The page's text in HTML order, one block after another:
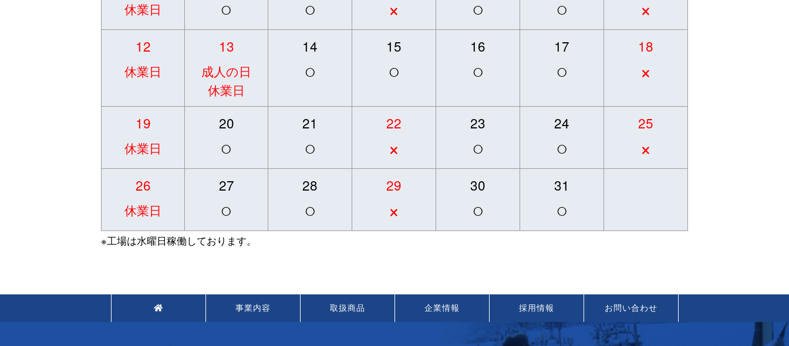
休業日 ○ ○ × ○ ○ ×
12
休業日
13
成人の日
休業日
14
○
15
○
16
○
17
○
18
×
19
休業日
20
○
21
○
22
×
23
○
24
○
25
×
26
休業日
27
○
28
○
29
×
30
○
31
○
※工場は水曜日稼働しております。
事業内容 取扱商品 企業情報 採用情報 お問い合わせ